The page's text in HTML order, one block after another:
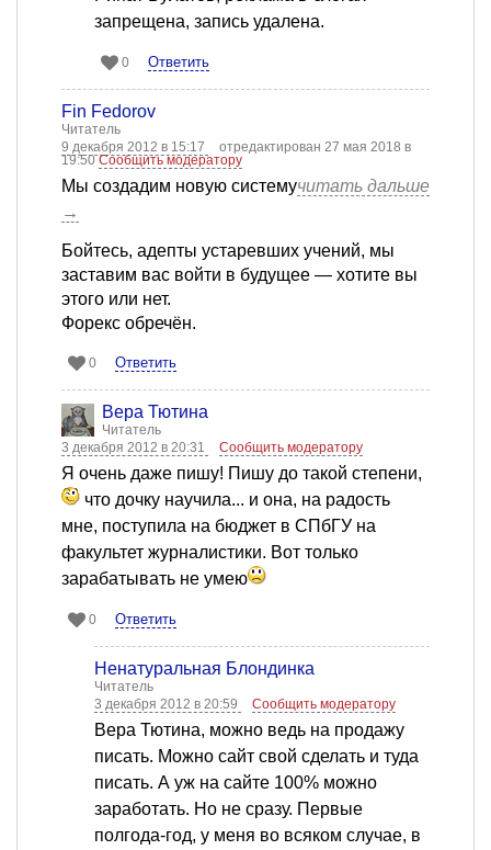
запрещена, запись удалена.
0 Ответить
Fin Fedorov
Читатель
9 декабря 2012 в 15:17
отредактирован 27 мая 2018 в
19:50Сообщить модератору
Мы создадим новую системучитать дальше
→
Бойтесь, адепты устаревших учений, мы
заставим вас войти в будущее — хотите вы
этого или нет.
Форекс обречён.
0 Ответить
Вера Тютина
Читатель
3 декабря 2012 в 20:31
Сообщить модератору
Я очень даже пишу! Пишу до такой степени,
что дочку научила... и она, на радость
мне, поступила на бюджет в СПбГУ на
факультет журналистики. Вот только
зарабатывать не умею
0 Ответить
Ненатуральная Блондинка
Читатель
3 декабря 2012 в 20:59
Сообщить модератору
Вера Тютина, можно ведь на продажу
писать. Можно сайт свой сделать и туда
писать. А уж на сайте 100% можно
заработать. Но не сразу. Первые
полгода-год, у меня во всяком случае, в